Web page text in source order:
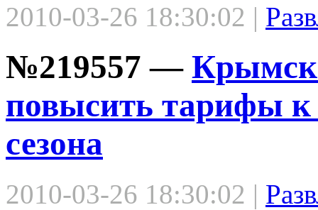
2010-03-26 18:30:02 |
№219557 —
повысить тарифы к
сезона
2010-03-26 18:30:02 |